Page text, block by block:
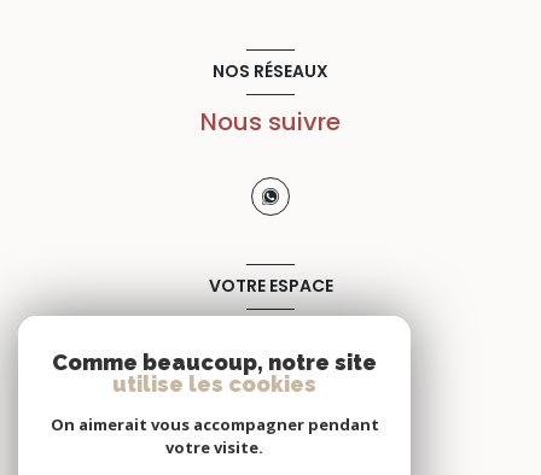
NOS RÉSEAUX
Nous suivre
VOTRE ESPACE
Comme beaucoup, notre site
utilise les cookies
On aimerait vous accompagner pendant
votre visite.